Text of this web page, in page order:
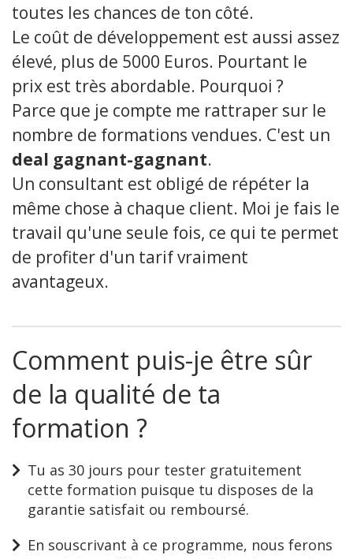
toutes les chances de ton côté.
Le coût de développement est aussi assez
élevé, plus de 5000 Euros. Pourtant le
prix est très abordable. Pourquoi ?
Parce que je compte me rattraper sur le
nombre de formations vendues. C'est un
deal gagnant-gagnant.
Un consultant est obligé de répéter la
même chose à chaque client. Moi je fais le
travail qu'une seule fois, ce qui te permet
de profiter d'un tarif vraiment
avantageux.
Comment puis-je être sûr
de la qualité de ta
formation ?
Tu as 30 jours pour tester gratuitement
cette formation puisque tu disposes de la
garantie satisfait ou remboursé.
En souscrivant à ce programme, nous ferons